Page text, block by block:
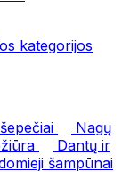
kategorijos
Nagų
Dantų ir
šampūnai